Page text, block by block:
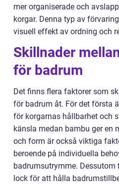
mer organiserade och
korgar. Denna typ av
visuell effekt av ordning och
Skillnader
för badrum
Det finns flera faktorer som
för badrum åt. För det första
för korgarnas hållbarhet och
känsla medan bambu ger en
och form är också viktiga
beroende på individuella
badrumsutrymme. Dessutom
lock för att hålla